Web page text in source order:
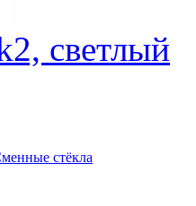
светлый
стёкла